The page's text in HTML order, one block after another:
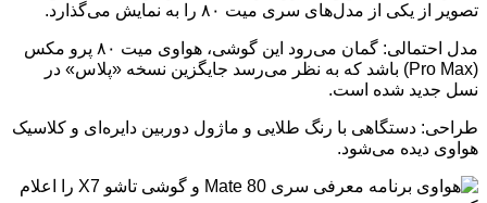
تصویر از یکی از مدل‌های سری میت ۸۰ را به نمایش می‌گذارد.
مدل احتمالی: گمان می‌رود این گوشی، هواوی میت ۸۰ پرو مکس
(Pro Max) باشد که به نظر می‌رسد جایگزین نسخه «پلاس» در
نسل جدید شده است.
طراحی: دستگاهی با رنگ طلایی و ماژول دوربین دایره‌ای و کلاسیک
هواوی دیده می‌شود.